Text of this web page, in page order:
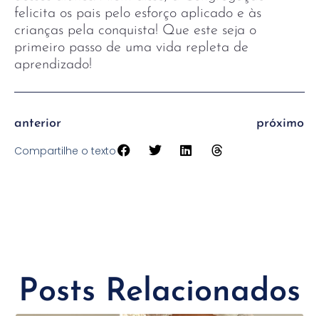
felicita os pais pelo esforço aplicado e às
crianças pela conquista! Que este seja o
primeiro passo de uma vida repleta de
aprendizado!
anterior próximo
Compartilhe o texto
Posts Relacionados